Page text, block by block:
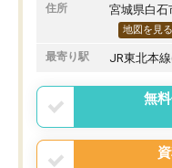
住所 宮城県白石
地図を見る
最寄り駅 JR東北本
無